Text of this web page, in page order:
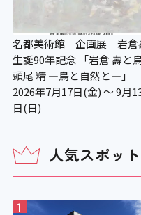
名都美術館 企画展 岩倉
生誕90年記念 「岩倉 壽と
頭尾 精 ―鳥と自然と—」
2026年7月17日(金) ～ 9月
日(日)
人気スポッ
1